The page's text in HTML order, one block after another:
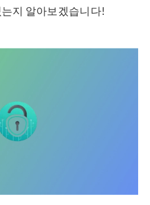
지 알아보겠습니다!